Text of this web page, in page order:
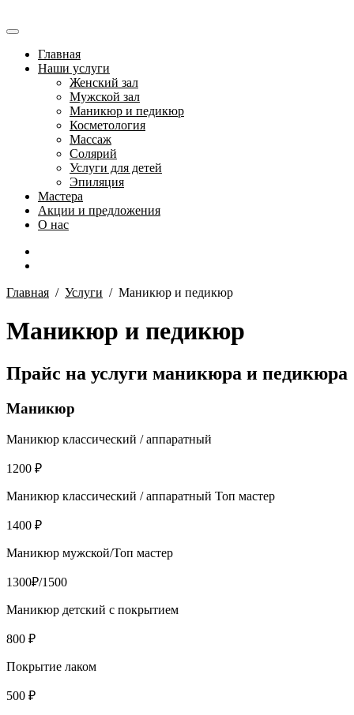
Главная
Наши услуги
Женский зал
Мужской зал
Маникюр и педикюр
Косметология
Массаж
Солярий
Услуги для детей
Эпиляция
Мастера
Акции и предложения
О нас
Главная / Услуги / Маникюр и педикюр
Маникюр и педикюр
Прайс на услуги маникюра и педикюра
Маникюр
Маникюр классический / аппаратный
1200 ₽
Маникюр классический / аппаратный Топ мастер
1400 ₽
Маникюр мужской/Топ мастер
1300₽/1500
Маникюр детский с покрытием
800 ₽
Покрытие лаком
500 ₽